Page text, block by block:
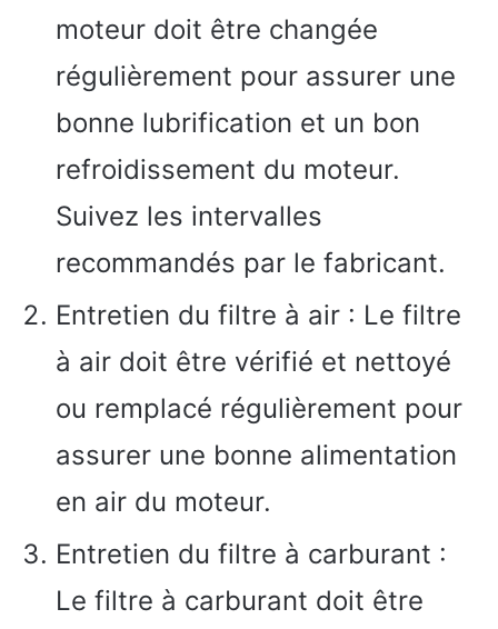
moteur doit être changée
régulièrement pour assurer une
bonne lubrification et un bon
refroidissement du moteur.
Suivez les intervalles
recommandés par le fabricant.
Entretien du filtre à air : Le filtre
à air doit être vérifié et nettoyé
ou remplacé régulièrement pour
assurer une bonne alimentation
en air du moteur.
Entretien du filtre à carburant :
Le filtre à carburant doit être